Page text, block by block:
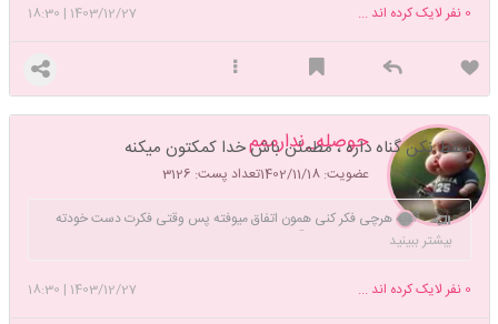
1403/12/27
|
18:30 0 نفر لایک کرده اند ...
حوصله_ندارممم
عضویت: 1402/11/18 تعداد پست: 3126
سقط نکن گناه داره ، مطمئن باش خدا کمکتون میکنه
🌈به هرچی فکر کنی همون اتفاق میوفته پس وقتی فکرت دست خودته
به چیزای خوب فکر کن🌈بیشتر ببینید
1403/12/27
|
18:30 0 نفر لایک کرده اند ...